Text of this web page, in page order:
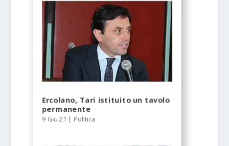
Ercolano, Tari istituito un tavolo
permanente
9 Giu 21 | Politica